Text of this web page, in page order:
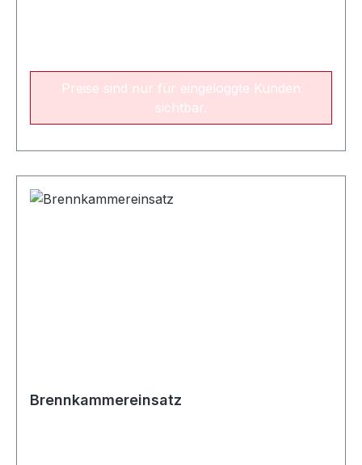
Preise sind nur für eingeloggte Kunden
sichtbar.
Brennkammereinsatz